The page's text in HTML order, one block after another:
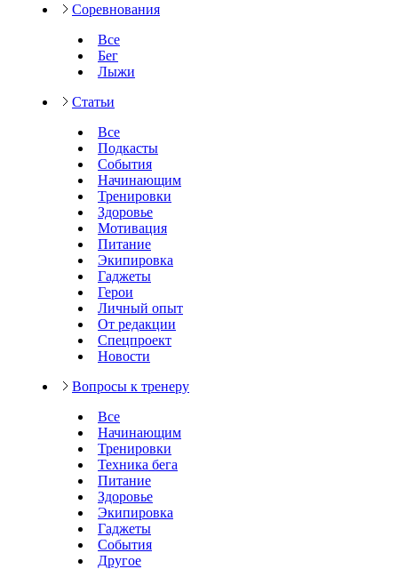
Соревнования
Все
Бег
Лыжи
Статьи
Все
Подкасты
События
Начинающим
Тренировки
Здоровье
Мотивация
Питание
Экипировка
Гаджеты
Герои
Личный опыт
От редакции
Спецпроект
Новости
Вопросы к тренеру
Все
Начинающим
Тренировки
Техника бега
Питание
Здоровье
Экипировка
Гаджеты
События
Другое